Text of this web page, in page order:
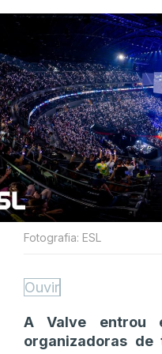
Fotografia: ESL
Ouvir
A Valve entrou
organizadoras de